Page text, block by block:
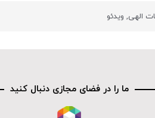
الهی, ویدئو
ما را در فضای مجازی دنبال کنید